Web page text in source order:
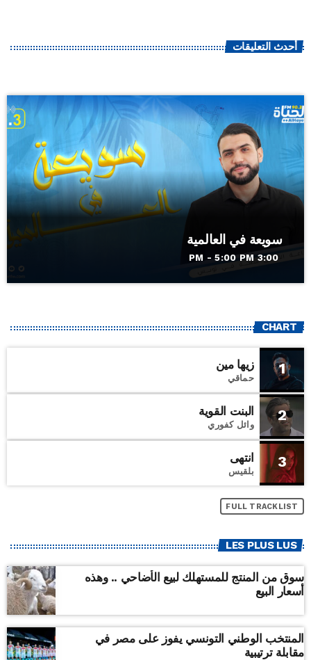
أحدث التعليقات
سويعة في العالمية
3:00 PM - 5:00 PM
CHART
1 زيها مين
حماقي
2 البنت القوية
وائل كفوري
3 انتهى
بلقيس
FULL TRACKLIST
LES PLUS LUS
سوق من المنتج للمستهلك لبيع الأضاحي .. وهذه
أسعار البيع
المنتخب الوطني التونسي يفوز على مصر في
مقابلة ترتيبية